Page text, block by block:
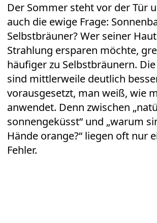
Der Sommer steht vor der Tür
auch die ewige Frage:
Selbstbräuner? Wer seiner Haut
Strahlung ersparen möchte,
häufiger zu Selbstbräunern.
sind mittlerweile deutlich
vorausgesetzt, man weiß, wie
anwendet. Denn zwischen
sonnengeküsst“ und „warum
Hände orange?“ liegen oft nur
Fehler.